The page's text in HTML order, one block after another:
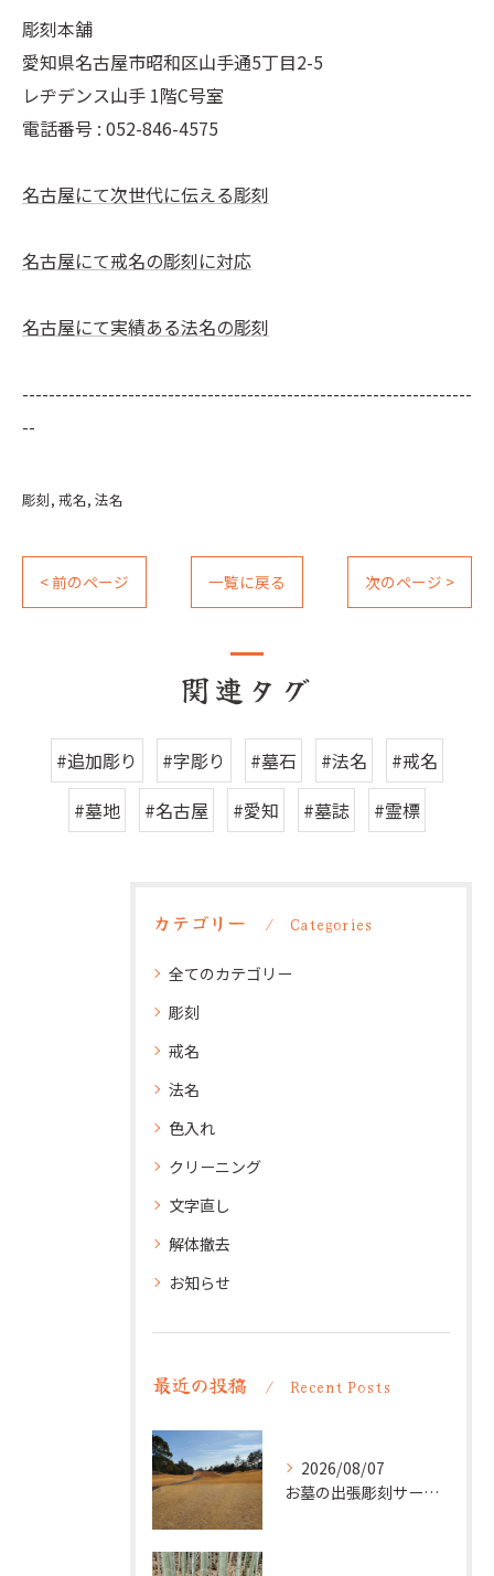
彫刻本舗
愛知県名古屋市昭和区山手通5丁目2-5
レヂデンス山手 1階C号室
電話番号 : 052-846-4575
名古屋にて次世代に伝える彫刻
名古屋にて戒名の彫刻に対応
名古屋にて実績ある法名の彫刻
--------------------------------------------------------------------
--
彫刻 戒名 法名
< 前のページ 一覧に戻る 次のページ >
関連タグ
#追加彫り #字彫り #墓石 #法名
#戒名
#墓地
#名古屋 #愛知 #墓誌 #霊標
カテゴリー Categories
全てのカテゴリー
彫刻
戒名
法名
色入れ
クリーニング
文字直し
解体撤去
お知らせ
最近の投稿 Recent Posts
2026/08/07
お墓の出張彫刻サービス【彫刻本舗】愛知県清須市